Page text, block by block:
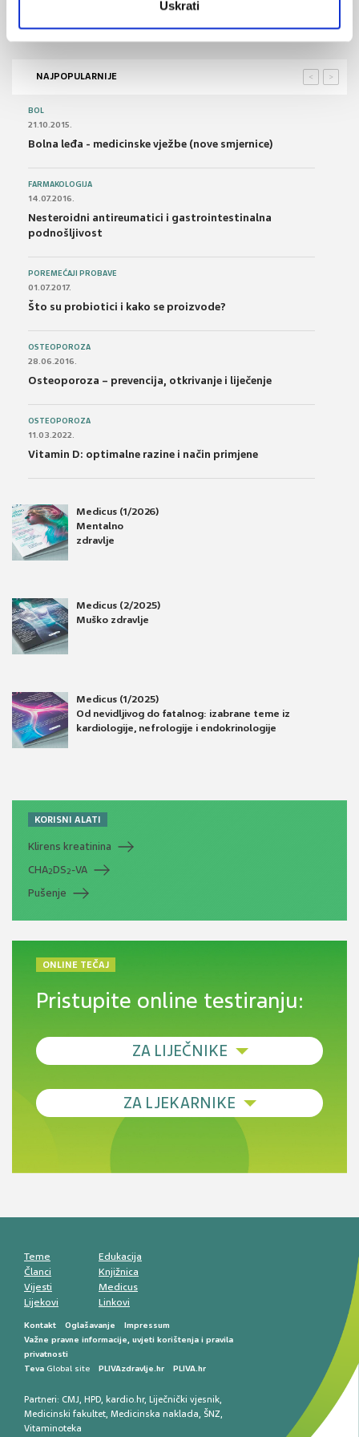
Uskrati
Obilježen Svjetski dan svjesnosti o autizmu, 2. 4.
NAJPOPULARNIJE >
<
BOL
21.10.2015.
Bolna leđa - medicinske vježbe (nove smjernice)
FARMAKOLOGIJA
14.07.2016.
Nesteroidni antireumatici i gastrointestinalna
podnošljivost
POREMEĆAJI PROBAVE
01.07.2017.
Što su probiotici i kako se proizvode?
OSTEOPOROZA
28.06.2016.
Osteoporoza – prevencija, otkrivanje i liječenje
OSTEOPOROZA
11.03.2022.
Vitamin D: optimalne razine i način primjene
Medicus (1/2026)
Mentalno
zdravlje
Medicus (2/2025)
Muško zdravlje
Medicus (1/2025)
Od nevidljivog do fatalnog: izabrane teme iz
kardiologije, nefrologije i endokrinologije
KORISNI ALATI
Klirens kreatinina
CHA2DS2-VA
Pušenje
ONLINE TEČAJ
Pristupite online testiranju:
ZA LIJEČNIKE
Debljina - od prevencije do personalizirane
Novi pogled na migrenu: komorbiditeti, spolne
razlike i nove terapije
smetnji do rane onkološke dijagnostike
ZA LJEKARNIKE
Antikoagulansi u ljekarničkoj praksi –
Teme
Članci
Vijesti
Lijekovi
Edukacija
Knjižnica
Medicus
Linkovi
Kontakt Oglašavanje
Impressum
Važne pravne informacije, uvjeti korištenja i pravila
privatnosti
Teva Global site PLIVAzdravlje.hr PLIVA.hr
Partneri: CMJ, HPD, kardio.hr, Liječnički vjesnik,
Medicinski fakultet, Medicinska naklada, ŠNZ,
Vitaminoteka